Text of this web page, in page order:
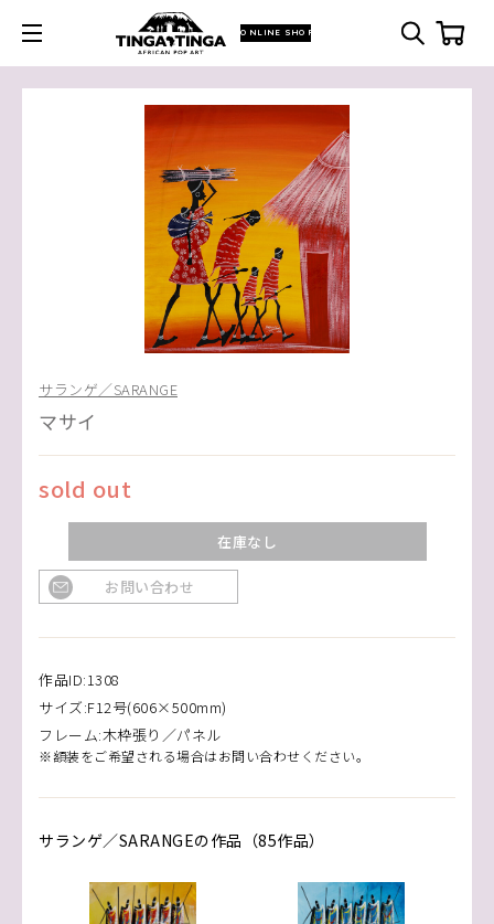
ONLINE SHOP
サランゲ／SARANGE
マサイ
sold out
在庫なし
お問い合わせ
作品ID:1308
サイズ:F12号(606×500mm)
フレーム:木枠張り／パネル
※額装をご希望される場合はお問い合わせください。
サランゲ／SARANGEの作品（85作品）